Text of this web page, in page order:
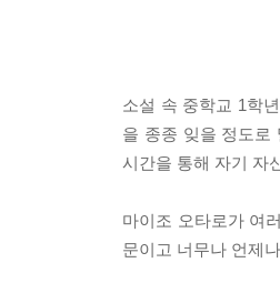
소설 속 중학교 1학
을 종종 잊을 정도로
시간을 통해 자기 자
마이조 오타로가 여
문이고 너무나 언제